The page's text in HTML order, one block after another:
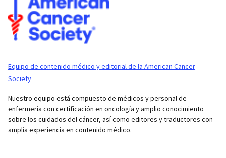
Equipo de contenido médico y editorial de la American Cancer
Society
Nuestro equipo está compuesto de médicos y personal de
enfermería con certificación en oncología y amplio conocimiento
sobre los cuidados del cáncer, así como editores y traductores con
amplia experiencia en contenido médico.